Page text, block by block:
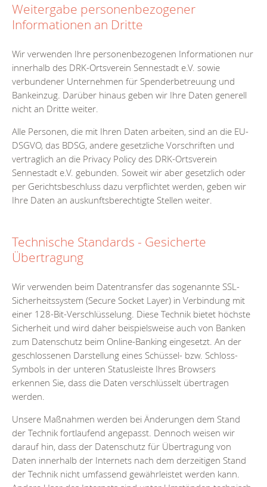
Weitergabe personenbezogener
Informationen an Dritte
Wir verwenden Ihre personenbezogenen Informationen nur
innerhalb des DRK-Ortsverein Sennestadt e.V. sowie
verbundener Unternehmen für Spenderbetreuung und
Bankeinzug. Darüber hinaus geben wir Ihre Daten generell
nicht an Dritte weiter.
Alle Personen, die mit Ihren Daten arbeiten, sind an die EU-
DSGVO, das BDSG, andere gesetzliche Vorschriften und
vertraglich an die Privacy Policy des DRK-Ortsverein
Sennestadt e.V. gebunden. Soweit wir aber gesetzlich oder
per Gerichtsbeschluss dazu verpflichtet werden, geben wir
Ihre Daten an auskunftsberechtigte Stellen weiter.
Technische Standards - Gesicherte
Übertragung
Wir verwenden beim Datentransfer das sogenannte SSL-
Sicherheitssystem (Secure Socket Layer) in Verbindung mit
einer 128-Bit-Verschlüsselung. Diese Technik bietet höchste
Sicherheit und wird daher beispielsweise auch von Banken
zum Datenschutz beim Online-Banking eingesetzt. An der
geschlossenen Darstellung eines Schüssel- bzw. Schloss-
Symbols in der unteren Statusleiste Ihres Browsers
erkennen Sie, dass die Daten verschlüsselt übertragen
werden.
Unsere Maßnahmen werden bei Änderungen dem Stand
der Technik fortlaufend angepasst. Dennoch weisen wir
darauf hin, dass der Datenschutz für Übertragung von
Daten innerhalb der Internets nach dem derzeitigen Stand
der Technik nicht umfassend gewährleistet werden kann.